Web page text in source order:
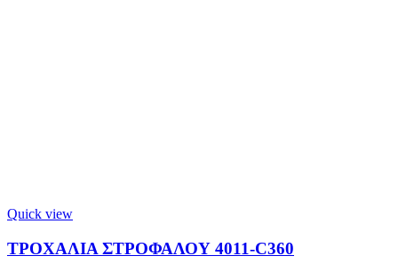
Quick view
ΤΡΟΧΑΛΙΑ ΣΤΡΟΦΑΛΟΥ 4011-C360